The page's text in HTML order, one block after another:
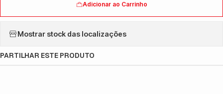
Adicionar ao Carrinho
Mostrar stock das localizações
PARTILHAR ESTE PRODUTO